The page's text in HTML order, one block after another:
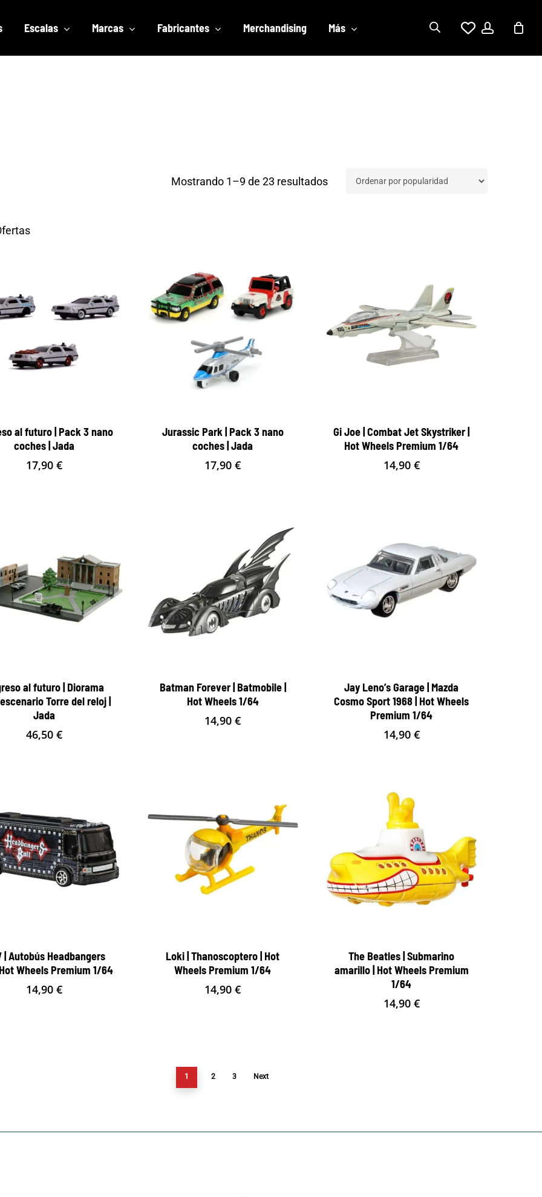
Escalas Marcas Fabricantes Merchandising Más account
Mostrando 1–9 de 23 resultadosOrdenado
al futuro | Pack 3 nano
coches | Jada
17,90€
Jurassic Park | Pack 3 nano
coches | Jada
17,90€
Gi Joe | Combat Jet Skystriker |
Hot Wheels Premium 1/64
14,90 €
al futuro | Diorama
Torre del reloj |
Jada
46,50€
Batman Forever | Batmobile |
Hot Wheels 1/64
14,90€
Jay Leno’s Garage | Mazda
Cosmo Sport 1968 | Hot Wheels
Premium 1/64
14,90 €
| Autobús Headbangers
Wheels Premium 1/64
14,90€
Loki | Thanoscoptero | Hot
Wheels Premium 1/64
14,90€
The Beatles | Submarino
amarillo | Hot Wheels Premium
1/64
14,90 €
1 2 3 Next